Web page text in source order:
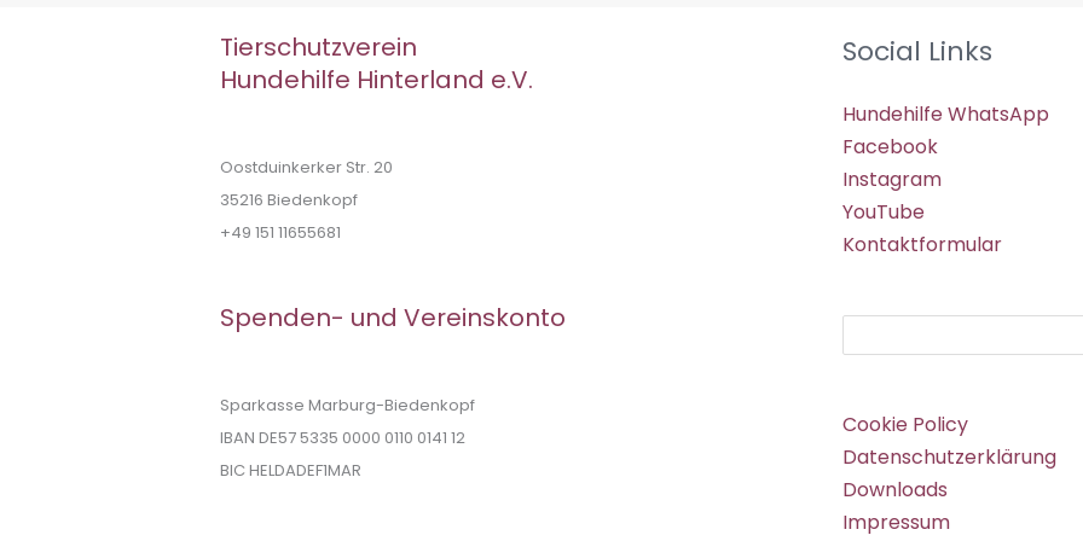
Tierschutzverein
Hundehilfe Hinterland e.V.
Oostduinkerker Str. 20
35216 Biedenkopf
+49 151 11655681
Spenden- und Vereinskonto
Sparkasse Marburg-Biedenkopf
IBAN DE57 5335 0000 0110 0141 12
BIC HELDADEF1MAR
Social Links
Hundehilfe WhatsApp
Facebook
Instagram
YouTube
Kontaktformular
Cookie Policy
Datenschutzerklärung
Downloads
Impressum